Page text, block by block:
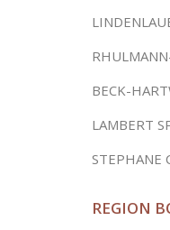
BECK-
LAMBERT
STEPHANE
REGION